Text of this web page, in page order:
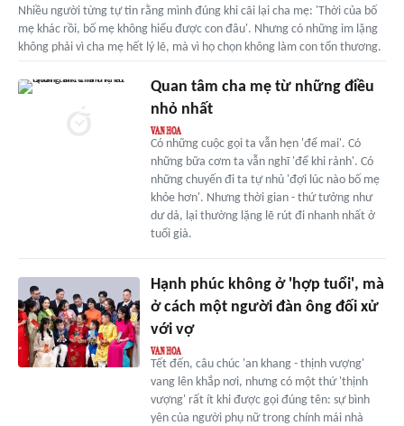
Nhiều người từng tự tin rằng mình đúng khi cãi lại cha mẹ: 'Thời của bố
mẹ khác rồi, bố mẹ không hiểu được con đâu'. Nhưng có những im lặng
không phải vì cha mẹ hết lý lẽ, mà vì họ chọn không làm con tổn thương.
Quan tâm cha mẹ từ những điều
nhỏ nhất
Có những cuộc gọi ta vẫn hẹn 'để mai'. Có
những bữa cơm ta vẫn nghĩ 'để khi rảnh'. Có
những chuyến đi ta tự nhủ 'đợi lúc nào bố mẹ
khỏe hơn'. Nhưng thời gian - thứ tưởng như
dư dả, lại thường lặng lẽ rút đi nhanh nhất ở
tuổi già.
Hạnh phúc không ở 'hợp tuổi', mà
ở cách một người đàn ông đối xử
với vợ
Tết đến, câu chúc 'an khang - thịnh vượng'
vang lên khắp nơi, nhưng có một thứ 'thịnh
vượng' rất ít khi được gọi đúng tên: sự bình
yên của người phụ nữ trong chính mái nhà